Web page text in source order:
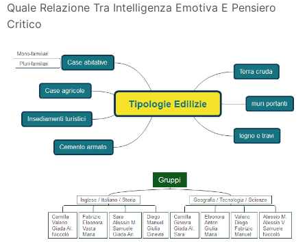
Quale Relazione Tra Intelligenza Emotiva E Pensiero
Critico